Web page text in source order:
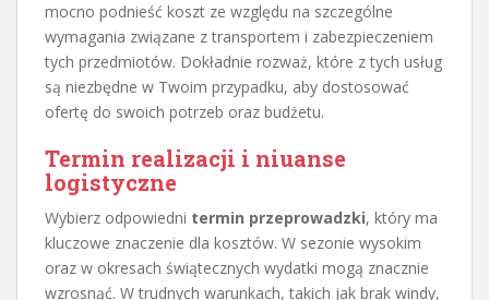
mocno podnieść koszt ze względu na szczególne
wymagania związane z transportem i zabezpieczeniem
tych przedmiotów. Dokładnie rozważ, które z tych usług
są niezbędne w Twoim przypadku, aby dostosować
ofertę do swoich potrzeb oraz budżetu.
Termin realizacji i niuanse
logistyczne
Wybierz odpowiedni termin przeprowadzki, który ma
kluczowe znaczenie dla kosztów. W sezonie wysokim
oraz w okresach świątecznych wydatki mogą znacznie
wzrosnąć. W trudnych warunkach, takich jak brak windy,